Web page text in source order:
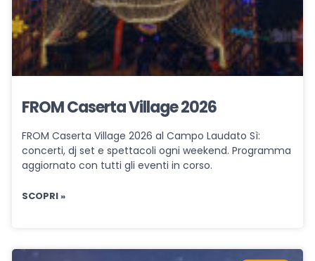
FROM Caserta Village 2026
FROM Caserta Village 2026 al Campo Laudato Sì:
concerti, dj set e spettacoli ogni weekend. Programma
aggiornato con tutti gli eventi in corso.
SCOPRI »